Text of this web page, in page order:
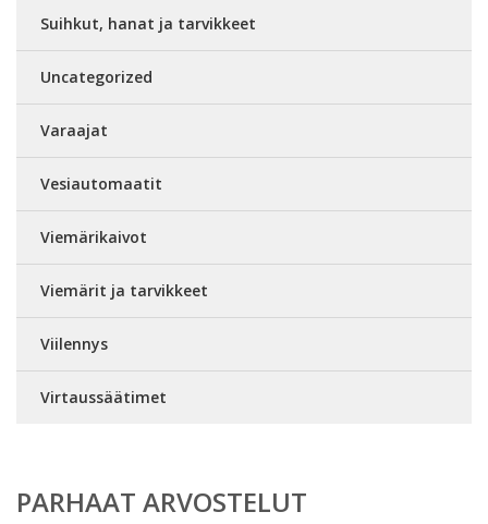
Suihkut, hanat ja tarvikkeet
Uncategorized
Varaajat
Vesiautomaatit
Viemärikaivot
Viemärit ja tarvikkeet
Viilennys
Virtaussäätimet
PARHAAT ARVOSTELUT